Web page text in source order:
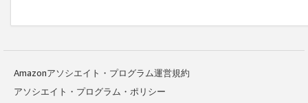
Amazonアソシエイト・プログラム運営規約
アソシエイト・プログラム・ポリシー